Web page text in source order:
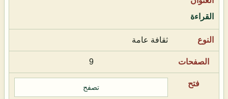
القراءة
ثقافة عامة
9
تصفح